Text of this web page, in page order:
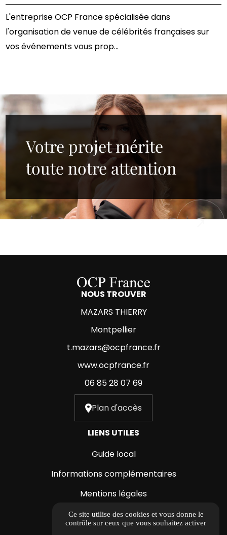
L'entreprise OCP France spécialisée dans
l'organisation de venue de célébrités françaises sur
vos événements vous prop...
Votre projet mérite
toute notre attention
NOUS TROUVER
MAZARS THIERRY
Montpellier
t.mazars@ocpfrance.fr
www.ocpfrance.fr
06 85 28 07 69
Plan d'accès
LIENS UTILES
Guide local
Informations complémentaires
Mentions légales
Politique de confidentialité
Ce site utilise des cookies et vous donne le
contrôle sur ceux que vous souhaitez activer